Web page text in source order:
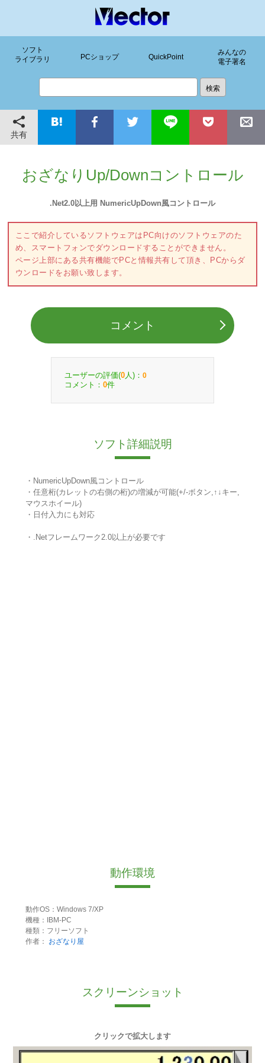
ソフト
ライブラリ
PCショップ QuickPoint
みんなの
電子署名
共有
おざなりUp/Downコントロール
.Net2.0以上用 NumericUpDown風コントロール
ここで紹介しているソフトウェアはPC向けのソフトウェアのた
め、スマートフォンでダウンロードすることができません。
ページ上部にある共有機能でPCと情報共有して頂き、PCからダ
ウンロードをお願い致します。
コメント
ユーザーの評価(0 人)： 0
コメント： 0件
ソフト詳細説明
・NumericUpDown風コントロール
・任意桁(カレットの右側の桁)の増減が可能(+/-ボタン,↑↓キー,
マウスホイール)
・日付入力にも対応
・.Netフレームワーク2.0以上が必要です
動作環境
動作OS：Windows 7/XP
機種：IBM-PC
種類：フリーソフト
作者：
おざなり屋
スクリーンショット
クリックで拡大します